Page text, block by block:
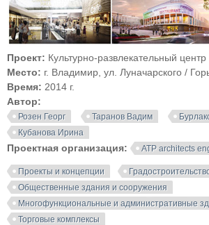
Проект: Культурно-развлекательный центр
Место: г. Владимир, ул. Луначарского /
Время: 2014 г.
Автор:
Розен Георг Таранов Вадим
Кубанова Ирина
Проектная организация: ATP architects
Проекты и концепции
Общественные здания и сооружения
Многофункциональные и административные
Торговые комплексы